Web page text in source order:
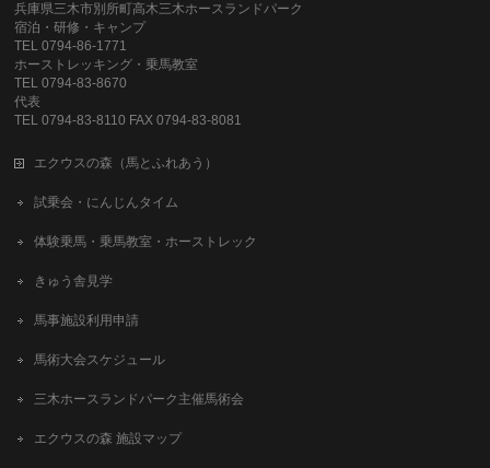
兵庫県三木市別所町高木三木ホースランドパーク
宿泊・研修・キャンプ
TEL 0794-86-1771
ホーストレッキング・乗馬教室
TEL 0794-83-8670
代表
TEL 0794-83-8110 FAX 0794-83-8081
エクウスの森（馬とふれあう）
試乗会・にんじんタイム
体験乗馬・乗馬教室・ホーストレック
きゅう舎見学
馬事施設利用申請
馬術大会スケジュール
三木ホースランドパーク主催馬術会
エクウスの森 施設マップ